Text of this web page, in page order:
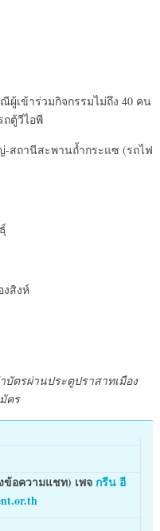
ผู้เข้าร่วมกิจกรรมไม่ถึง 40 คน
ถตู้วีไอพี
สถานีสะพานถ้ำกระแซ (รถไฟ
งสิงห์
ตรผ่านประตูปราสาทเมือง
คร
ข้อความแชท) เพจ กรีน อี